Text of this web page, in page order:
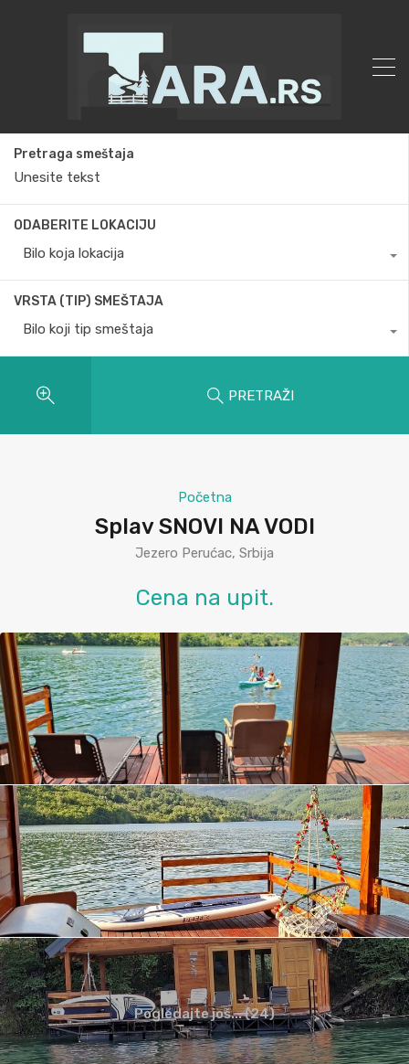
Pretraga smeštaja
ODABERITE LOKACIJU
Bilo koja lokacija
VRSTA (TIP) SMEŠTAJA
Bilo koji tip smeštaja
PRETRAŽI
Početna
Splav SNOVI NA VODI
Jezero Perućac, Srbija
Cena na upit.
Pogledajte još... (24)